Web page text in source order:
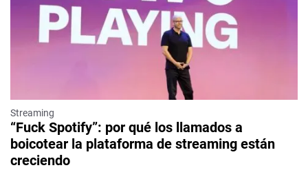
Streaming
“Fuck Spotify”: por qué los llamados a
boicotear la plataforma de streaming están
creciendo